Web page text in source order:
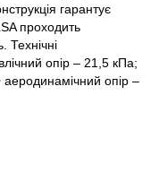
гарантує
проходить
Технічні
опір – 21,5 кПа;
опір –